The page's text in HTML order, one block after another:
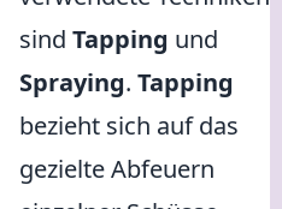
sind Tapping und
Spraying. Tapping
bezieht sich auf das
gezielte Abfeuern